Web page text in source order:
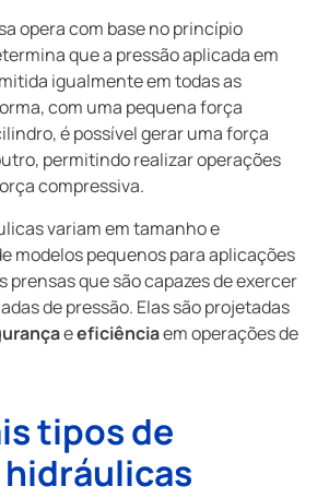
opera com base no princípio
que a pressão aplicada em
igualmente em todas as
com uma pequena força
é possível gerar uma força
permitindo realizar operações
compressiva.
variam em tamanho e
modelos pequenos para aplicações
prensas que são capazes de exercer
de pressão. Elas são projetadas
eeficiênciaem operações de
tipos de